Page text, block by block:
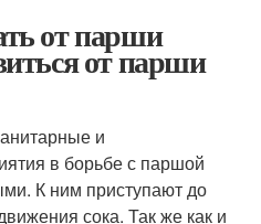
от парши
от парши
и
в борьбе с паршой
К ним приступают до
сока. Так же как и